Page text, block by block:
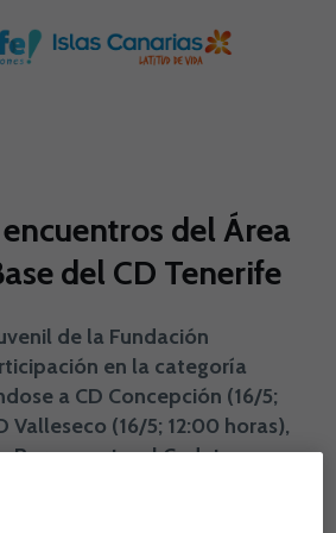
del Área
del CD Tenerife
de la Fundación
en la categoría
a CD Concepción (16/5;
Valleseco (16/5; 12:00 horas),
Por su parte, el Cadete
a la AD Huracán, con el
sumando victorias en la